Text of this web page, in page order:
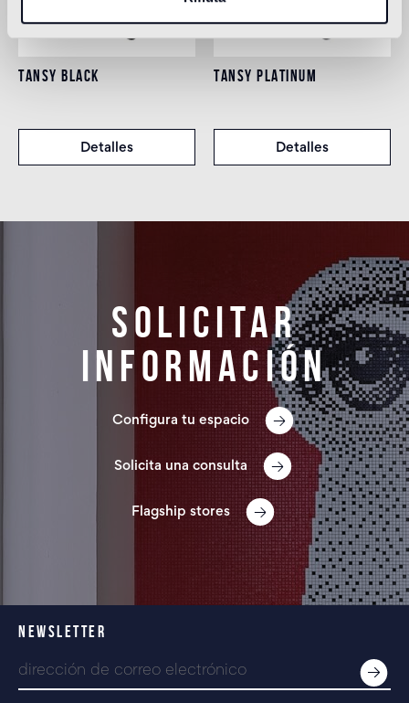
TANSY BLACK
Detalles
TANSY PLATINUM
Detalles
Solicitar
información
Configura tu espacio
Solicita una consulta
Flagship stores
NEWSLETTER